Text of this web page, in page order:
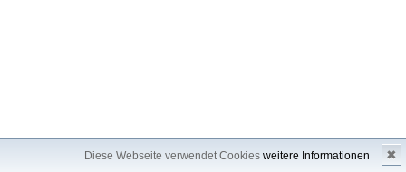
Diese Webseite verwendet Cookies weitere Informationen ✖